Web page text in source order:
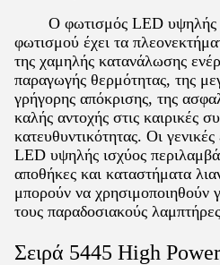
Ο φωτισμός LED υψηλής
φωτισμού έχει τα
της χαμηλής κατανάλωσης
παραγωγής θερμότητας, της
γρήγορης απόκρισης, της
καλής αντοχής στις καιρικές
κατευθυντικότητας. Οι
LED υψηλής ισχύος
αποθήκες και καταστήματα
μπορούν να χρησιμοποιηθούν
τους παραδοσιακούς
Σειρά 5445 High